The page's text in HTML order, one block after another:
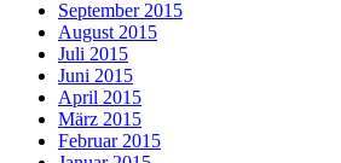
September 2015
August 2015
Juli 2015
Juni 2015
April 2015
März 2015
Februar 2015